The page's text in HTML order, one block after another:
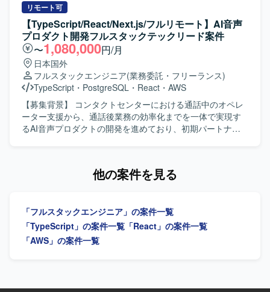
ンの魅力】 人事領域の統合基盤プロダクトの新規開発に、
フロントエンドリードとして深く関わっていただけます。
AIコーディングツールを積極的に活用しながら、開発フロ
ーやナレッジの整備を主導できる環境です。 長期的なプロ
ジェクトの中で、UI/UXやアーキテクチャの設計思想をプロ
ダクト全体に反映していく経験を積んでいただけます。
【開発環境】 言語はTypeScriptを使用し、フレームワーク
としてReactを採用しております。 インフラには
AWS（CloudFront, S3, ECS）を利用しており、GitHubや
Slack、Backlogなどのツールを用いて開発を進めておりま
す。 PCはWindowsまたはMacが支給され、Claude Codeを
を継続的かつスピーディーに進められる体制づくりが課題
となっております。そのため、フロントエンドとバックエ
ンドを横断して自ら設計・実装を担いながら技術課題の整
理や開発優先順位の検討、チームの技術的な意思決定を牽
引するテックリード候補を募集しております。 【作業内
容】 AI音声プロダクトにおけるフロントエンドとバックエ
ンドの設計、開発、運用を行っていただきます。TypeScript
を中心としたWebアプリケーションの機能開発や、通話中
支援、通話後処理、ナレッジ活用に関する機能の設計・実
装を担当していただきます。顧客環境で発生する不具合や
技術課題の調査、原因分析、恒久的な改善を推進していた
ただきます。アーキテクチャ設計、技術選定、リファクタ
ロセスやチーム内の役割分担、情報共有方法の改善、チー
ムメンバーへの技術的な支援やナレッジ共有を行っていた
だき、将来的にはテックリードとしてチーム開発および技
術的意思決定のリードを担っていただきます。 【求める人
リモート可
【TypeScript/React/Next.js/フルリモート】AI音声
プロダクト開発フルスタックテックリード案件
〜1,080,000円/月
日本国外
フルスタックエンジニア(業務委託・フリーランス)
TypeScript ・ PostgreSQL ・ React ・ AWS
【募集背景】 コンタクトセンターにおける通話中のオペレ
ーター支援から、通話後業務の効率化までを一体で実現す
るAI音声プロダクトの開発を進めており、初期パートナー
トエンドとバックエンドを横断して設計・実装を担いなが
業内容】 AI音声プロダクトにおけるフロントエンドおよび
バックエンドの設計・開発・運用を行っていただきます。
TypeScriptを中心としたWebアプリケーションの機能開発
や、通話中支援、通話後処理、ナレッジ活用に関する機能
他の案件を見る
「フルスタックエンジニア」の案件一覧
「TypeScript」の案件一覧 「React」の案件一覧
「AWS」の案件一覧